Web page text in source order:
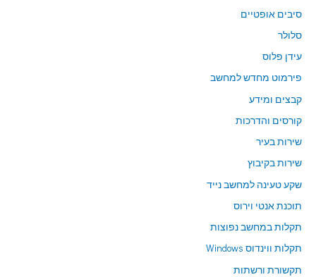
סיבים אופטיים
סלולר
עידן פלוס
פירמוט מחדש למחשב
קבצים ומידע
קורסים והדרכות
שירות בעיר
שירות בקיבוץ
שקע טעינה למחשב נייד
תוכנת אנטי וירוס
תקלות במחשב נפוצות
תקלות ווינדוס Windows
תקשורת ורשתות